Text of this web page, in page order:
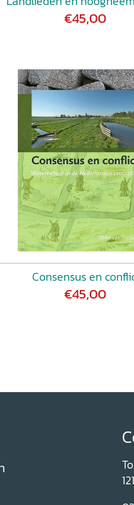
€45,00
Consensus en
€45,00